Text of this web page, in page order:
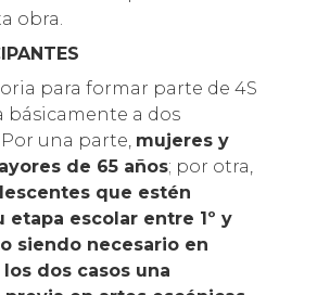
obra.
para formar parte de 4S
básicamente a dos
una parte, mujeres y
de 65 años; por otra,
que estén
etapa escolar entre 1º y
siendo necesario en
dos casos una